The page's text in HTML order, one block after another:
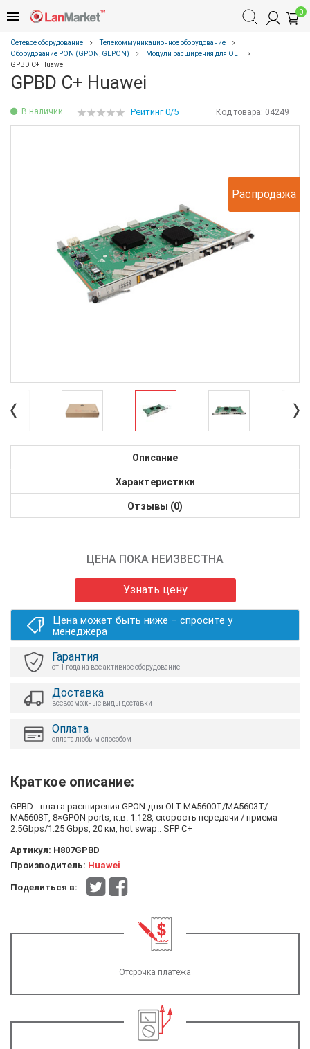
0
Сетевое оборудование
Телекоммуникационное оборудование
Оборудование PON (GPON, GEPON)
Модули расширения для OLT
GPBD C+ Huawei
GPBD C+ Huawei
В наличии Код товара: 04249
Рейтинг 0/5
Распродажа
Описание
Характеристики
Отзывы (0)
ЦЕНА ПОКА НЕИЗВЕСТНА
Узнать цену
Цена может быть ниже – спросите у
менеджера
Гарантия
от 1 года на все активное оборудование
Доставка
всевозможные виды доставки
Оплата
оплата любым способом
Краткое описание:
GPBD - плата расширения GPON для OLT МА5600Т/МА5603Т/
МА5608Т, 8×GPON ports, к.в. 1:128, скорость передачи / приема
2.5Gbps/1.25 Gbps, 20 км, hot swap.. SFP C+
Артикул: H807GPBD
Производитель: Huawei
Поделиться в:
Отсрочка платежа